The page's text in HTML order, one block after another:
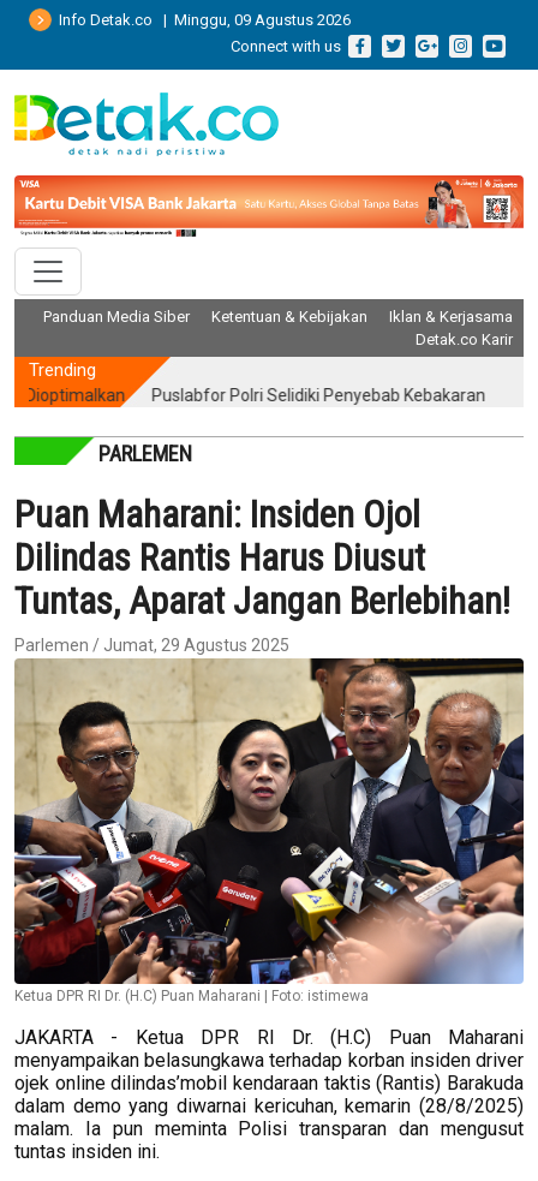
Info Detak.co | Minggu, 09 Agustus 2026
Connect with us
Panduan Media Siber Ketentuan & Kebijakan
Iklan & Kerjasama
Detak.co Karir
Trending
Puslabfor Polri Selidiki Penyebab Kebakaran Gedung
PARLEMEN
Puan Maharani: Insiden Ojol
Dilindas Rantis Harus Diusut
Tuntas, Aparat Jangan Berlebihan!
Parlemen / Jumat, 29 Agustus 2025
Ketua DPR RI Dr. (H.C) Puan Maharani | Foto: istimewa
JAKARTA - Ketua DPR RI Dr. (H.C) Puan Maharani
menyampaikan belasungkawa terhadap korban insiden driver
ojek online dilindas’mobil kendaraan taktis (Rantis) Barakuda
dalam demo yang diwarnai kericuhan, kemarin (28/8/2025)
malam. Ia pun meminta Polisi transparan dan mengusut
tuntas insiden ini.